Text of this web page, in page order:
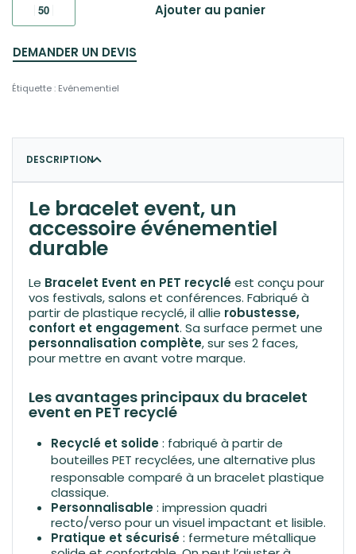
Ajouter au panier
DEMANDER UN DEVIS
Étiquette : Evénementiel
DESCRIPTION
Le bracelet event, un
accessoire événementiel
durable
Le Bracelet Event en PET recycléest conçu pour
vos festivals, salons et conférences. Fabriqué à
partir de plastique recyclé, il allie robustesse,
confort et engagement. Sa surface permet une
personnalisation complète, sur ses 2 faces,
pour mettre en avant votre marque.
Les avantages principaux du bracelet
event en PET recyclé
Recyclé et solide: fabriqué à partir de
bouteillesPET recyclées, une alternative plus
responsable comparé à un bracelet plastique
classique.
Personnalisable: impression quadri
recto/verso pour un visuel impactant et lisible.
Pratique et sécurisé: fermeture métallique